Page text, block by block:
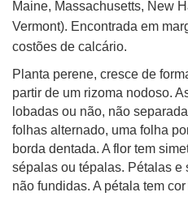
Maine, Massachusetts, New
Vermont). Encontrada em
costões de calcário.
Planta perene, cresce de
partir de um rizoma nodoso.
lobadas ou não, não
folhas alternado, uma folha
borda dentada. A flor tem
sépalas ou tépalas. Pétalas e
não fundidas. A pétala tem